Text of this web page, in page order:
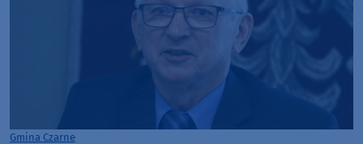
Gmina Czarne